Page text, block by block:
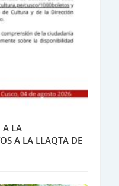
A LA
A LA LLAQTA DE